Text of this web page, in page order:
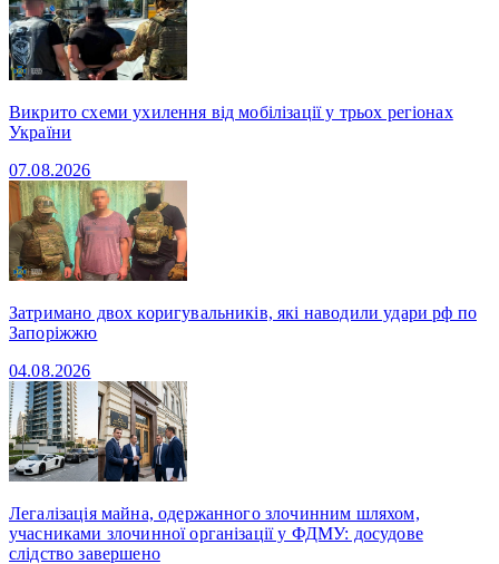
Викрито схеми ухилення від мобілізації у трьох регіонах
України
07.08.2026
Затримано двох коригувальників, які наводили удари рф по
Запоріжжю
04.08.2026
Легалізація майна, одержанного злочинним шляхом,
учасниками злочинної організації у ФДМУ: досудове
слідство завершено